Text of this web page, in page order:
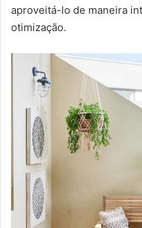
aproveitá-lo de maneira
otimização.